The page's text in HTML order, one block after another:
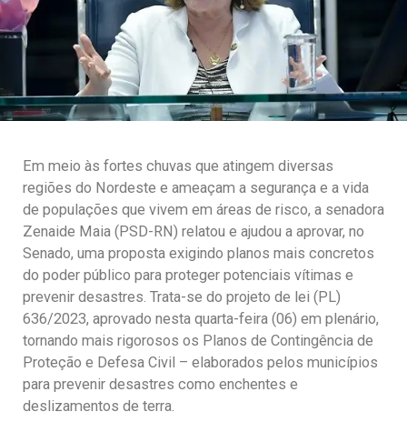
Em meio às fortes chuvas que atingem diversas
regiões do Nordeste e ameaçam a segurança e a vida
de populações que vivem em áreas de risco, a senadora
Zenaide Maia (PSD-RN) relatou e ajudou a aprovar, no
Senado, uma proposta exigindo planos mais concretos
do poder público para proteger potenciais vítimas e
prevenir desastres. Trata-se do projeto de lei (PL)
636/2023, aprovado nesta quarta-feira (06) em plenário,
tornando mais rigorosos os Planos de Contingência de
Proteção e Defesa Civil – elaborados pelos municípios
para prevenir desastres como enchentes e
deslizamentos de terra.